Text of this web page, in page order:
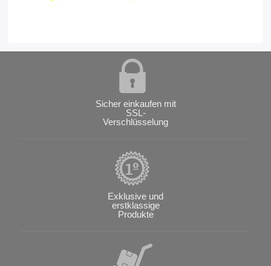
Sicher einkaufen mit
SSL-
Verschlüsselung
Exklusive und
erstklassige
Produkte